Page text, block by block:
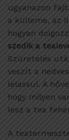
ugyanazon
a külleme, az
hogyan
szedik a
Szüretelés
veszít a
lelassul. A
hogy milyen
lesz a tea
A